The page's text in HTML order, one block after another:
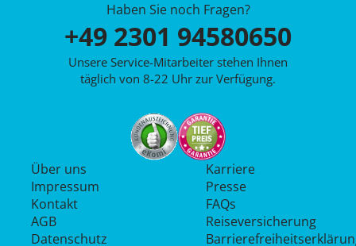
Haben Sie noch Fragen?
+49 2301 94580650
Unsere Service-Mitarbeiter stehen Ihnen
täglich von 8-22 Uhr zur Verfügung.
Über uns
Impressum
Kontakt
AGB
Datenschutz
Karriere
Presse
FAQs
Reiseversicherung